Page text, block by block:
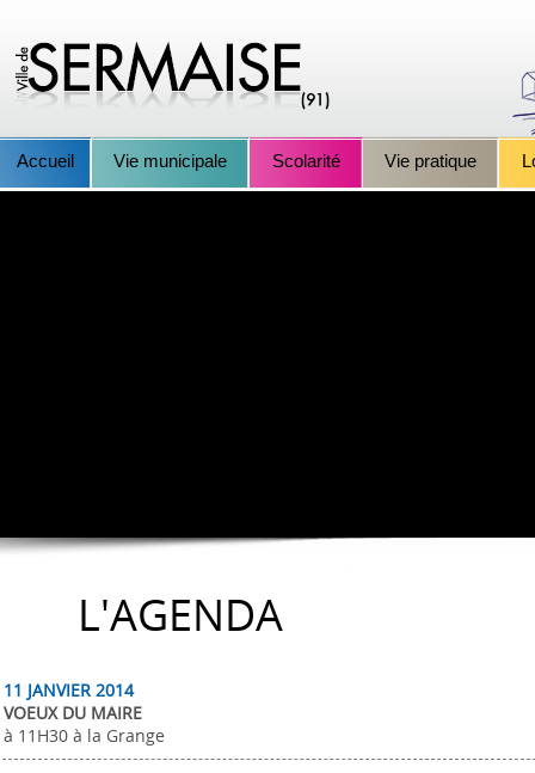
Accueil Vie municipale Scolarité Vie pratique
L'AGENDA
11 JANVIER 2014
VOEUX DU MAIRE
à 11H30 à la Grange